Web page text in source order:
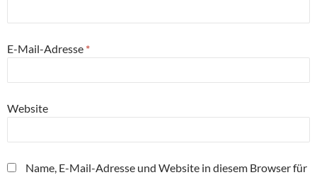
E-Mail-Adresse *
Website
Name, E-Mail-Adresse und Website in diesem Browser für